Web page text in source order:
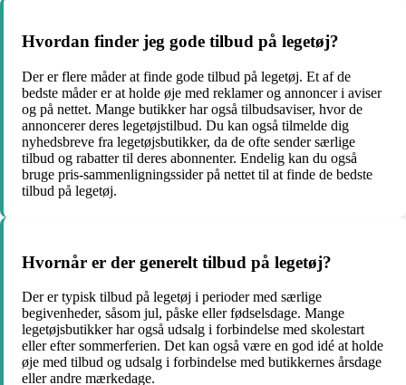
Hvordan finder jeg gode tilbud på legetøj?
Der er flere måder at finde gode tilbud på legetøj. Et af de
bedste måder er at holde øje med reklamer og annoncer i aviser
og på nettet. Mange butikker har også tilbudsaviser, hvor de
annoncerer deres legetøjstilbud. Du kan også tilmelde dig
nyhedsbreve fra legetøjsbutikker, da de ofte sender særlige
tilbud og rabatter til deres abonnenter. Endelig kan du også
bruge pris-sammenligningssider på nettet til at finde de bedste
tilbud på legetøj.
Hvornår er der generelt tilbud på legetøj?
Der er typisk tilbud på legetøj i perioder med særlige
begivenheder, såsom jul, påske eller fødselsdage. Mange
legetøjsbutikker har også udsalg i forbindelse med skolestart
eller efter sommerferien. Det kan også være en god idé at holde
øje med tilbud og udsalg i forbindelse med butikkernes årsdage
eller andre mærkedage.